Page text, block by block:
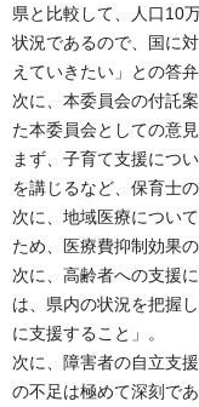
県と比較して、人口10
状況であるので、国に
えていきたい」との答
次に、本委員会の付託
た本委員会としての意
まず、子育て支援につ
を講じるなど、保育士
次に、地域医療につい
ため、医療費抑制効果
次に、高齢者への支援
は、県内の状況を把握
に支援すること」。
次に、障害者の自立支
の不足は極めて深刻で